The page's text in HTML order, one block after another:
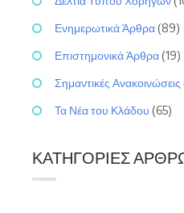
Ενημερωτικά Άρθρα (89)
Επιστημονικά Άρθρα (19)
Σημαντικές Ανακοινώσεις
Τα Νέα του Κλάδου (65)
ΚΑΤΗΓΟΡΊΕΣ